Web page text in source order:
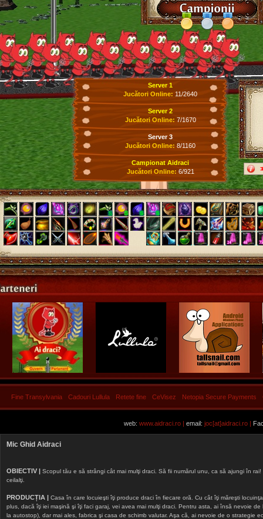
Server 1
Jucători Online: 11/2640
Server 2
Jucători Online: 7/1670
Server 3
Jucători Online: 8/1160
Campionat Aidraci
Jucători Online: 6/921
Fine Transylvania Cadouri Lullula Retete fine CeVisez Netopia Secure Payments
web: www.aidraci.ro | email: joc[at]aidraci.ro |
Mic Ghid Aidraci
OBIECTIV | Scopul tău e să strângi cât mai mulţi draci. Să fii numărul unu, ca să ajungi în
ceilalţi.
PRODUCȚIA | Casa în care locuieşti îţi produce draci în fiecare oră. Cu cât îţi măreşti
plus, dacă îţi iei maşină şi îţi faci garaj, vei avea mai mulţi draci. Pentru asta, ai însă nevoie
la autostop), dar mai ales, fabrica şi casa de schimb valutar. Aşa că, ai nevoie de o strategie